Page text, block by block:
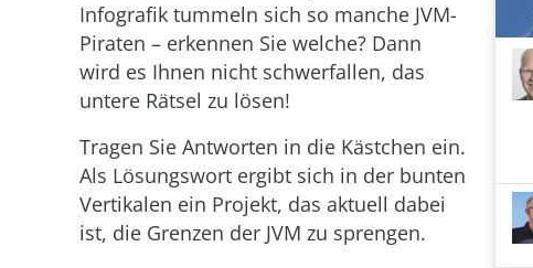
Infografik tummeln sich so manche JVM-
Piraten – erkennen Sie welche? Dann
wird es Ihnen nicht schwerfallen, das
untere Rätsel zu lösen!
Tragen Sie Antworten in die Kästchen ein.
Als Lösungswort ergibt sich in der bunten
Vertikalen ein Projekt, das aktuell dabei
ist, die Grenzen der JVM zu sprengen.